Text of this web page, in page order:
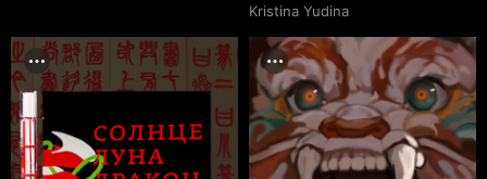
Kristina Yudina